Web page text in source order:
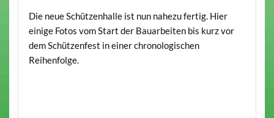
Die neue Schützenhalle ist nun nahezu fertig. Hier
einige Fotos vom Start der Bauarbeiten bis kurz vor
dem Schützenfest in einer chronologischen
Reihenfolge.